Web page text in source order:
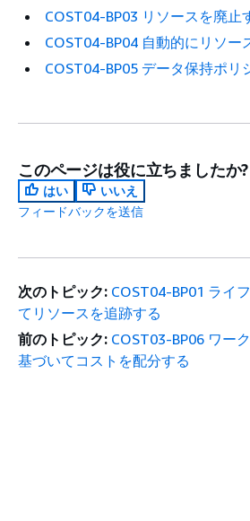
COST04-BP03 リソースを廃止
COST04-BP04 自動的にリソー
COST04-BP05 データ保持ポリ
このページは役に立ちましたか?
はい
いいえ
フィードバックを送信
次のトピック: COST04-BP01 ライ
てリソースを追跡する
前のトピック: COST03-BP06 ワー
基づいてコストを配分する